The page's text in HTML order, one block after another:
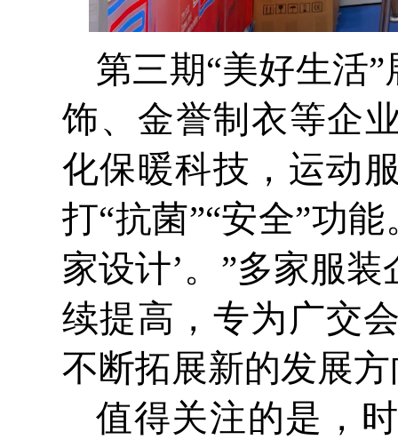
第三期“美好生活
饰、金誉制衣等企
化保暖科技，运动
打“抗菌”“安全”功
家设计’。”多家服
续提高，专为广交
不断拓展新的发展
值得关注的是，